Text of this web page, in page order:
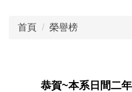
首頁 榮譽榜
恭賀~本系日間二